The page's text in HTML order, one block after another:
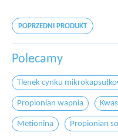
POPRZEDNI PRODUKT
Polecamy
Tlenek cynku
Propionian wapnia
Metionina Propionian